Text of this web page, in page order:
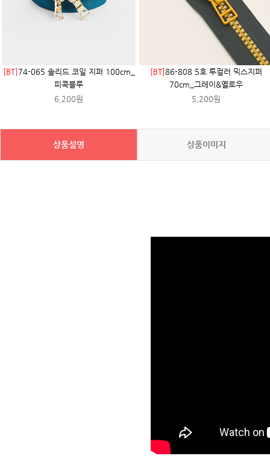
[BT] 74-065 솔리드 코일 지퍼 100cm_
피콕블루
6,200원
[BT]86-808 5호 투컬러 믹스지퍼
70cm_그레이&옐로우
5,200원
상품설명 상품이미지